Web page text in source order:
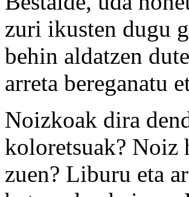
zuri ikusten dugu
behin aldatzen
arreta bereganatu
Noizkoak dira
koloretsuak? Noiz
zuen? Liburu eta